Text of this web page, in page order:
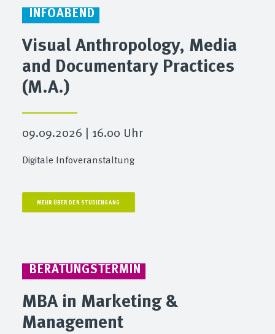
INFOABEND
Visual Anthropology, Media
and Documentary Practices
(M.A.)
09.09.2026 | 16.00 Uhr
Digitale Infoveranstaltung
MEHR ÜBER DEN STUDIENGANG
BERATUNGSTERMIN
MBA in Marketing &
Management